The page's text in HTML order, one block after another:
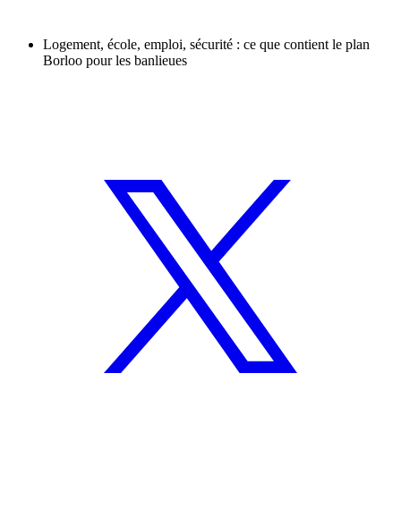
Logement, école, emploi, sécurité : ce que contient le plan
Borloo pour les banlieues